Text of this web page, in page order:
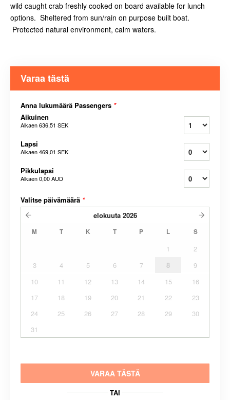
wild caught crab freshly cooked on board available for lunch
options. Sheltered from sun/rain on purpose built boat.
Protected natural environment, calm waters.
Varaa tästä
Anna lukumäärä Passengers *
Aikuinen
Alkaen636,51 SEK
Lapsi
Alkaen469,01 SEK
Pikkulapsi
Alkaen0,00 AUD
Valitse päivämäärä *
elokuuta 2026
M T K T P L S
1
2
3
4 5 6 7 8
9
10
11 12 13 14 15
16
17
18 19 20 21 22
23
24
25 26 27 28 29
30
31
VARAA TÄSTÄ
TAI